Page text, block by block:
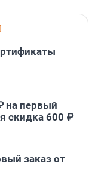
на первый
скидка 600 ₽
заказ от